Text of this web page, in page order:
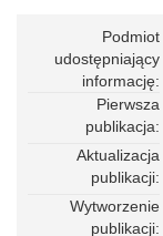
Podmiot
udostępniający
informację
Pierwsza
publikacja
Aktualizacja
publikacji
Wytworzenie
publikacji